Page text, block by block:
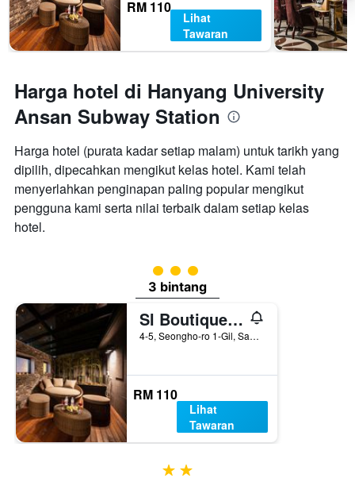
RM 110
Lihat
Tawaran
Harga hotel di Hanyang University
Ansan Subway Station
Harga hotel (purata kadar setiap malam) untuk tarikh yang
dipilih, dipecahkan mengikut kelas hotel. Kami telah
menyerlahkan penginapan paling popular mengikut
pengguna kami serta nilai terbaik dalam setiap kelas
hotel.
penarafan kelas 3
3 bintang
Sl Boutique Hotel Ansan
4-5, Seongho-ro 1-Gil, Sangnok-gu, Ansan, Korea Selatan
RM 110
Lihat
Tawaran
2 bintang